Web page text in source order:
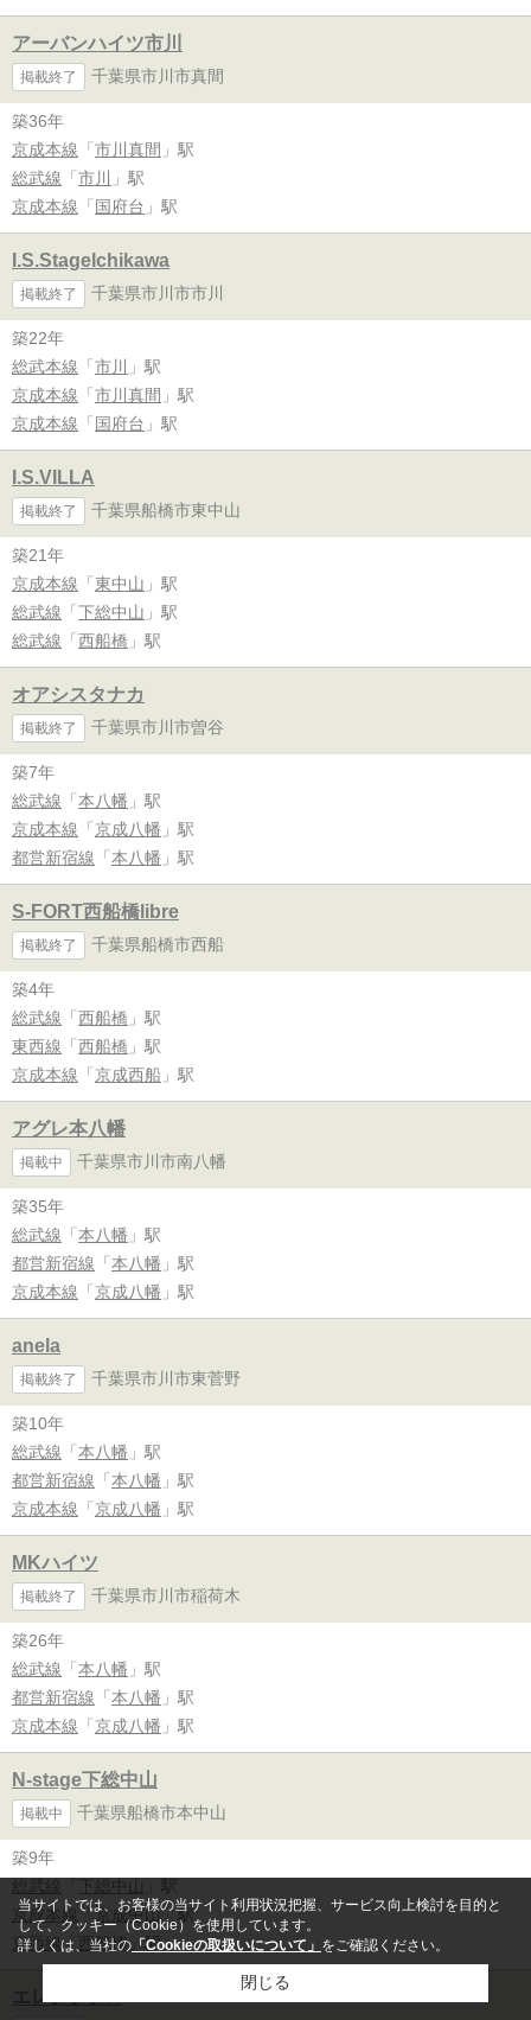
アーバンハイツ市川
掲載終了 千葉県市川市真間
築36年
京成本線 「 市川真間 」駅
総武線 「 市川
」駅
京成本線 「 国府台 」駅
I.S.StageIchikawa
掲載終了 千葉県市川市市川
築22年
総武本線 「 市川
」駅
京成本線 「 市川真間 」駅
京成本線 「 国府台 」駅
I.S.VILLA
掲載終了 千葉県船橋市東中山
築21年
京成本線 「 東中山 」駅
総武線 「 下総中山 」駅
総武線 「 西船橋 」駅
オアシスタナカ
掲載終了 千葉県市川市曽谷
築7年
総武線 「 本八幡 」駅
京成本線 「 京成八幡 」駅
都営新宿線 「 本八幡 」駅
S-FORT西船橋libre
掲載終了 千葉県船橋市西船
築4年
総武線 「 西船橋 」駅
東西線 「 西船橋 」駅
京成本線 「 京成西船 」駅
アグレ本八幡
掲載中 千葉県市川市南八幡
築35年
総武線 「 本八幡 」駅
都営新宿線 「 本八幡 」駅
京成本線 「 京成八幡 」駅
anela
掲載終了 千葉県市川市東菅野
築10年
総武線 「 本八幡 」駅
都営新宿線 「 本八幡 」駅
京成本線 「 京成八幡 」駅
MKハイツ
掲載終了 千葉県市川市稲荷木
築26年
総武線 「 本八幡 」駅
都営新宿線 「 本八幡 」駅
京成本線 「 京成八幡 」駅
N-stage下総中山
掲載中 千葉県船橋市本中山
築9年
総武線
下総中山
」駅
京成本線 「京成中山」駅
東西線「 西船橋」駅
当サイトでは、お客様の当サイト利用状況把握、サービス向上検討を目的と
して、クッキー（Cookie）を使用しています。
詳しくは、当社の 「Cookieの取扱いについて」 をご確認ください。
閉じる